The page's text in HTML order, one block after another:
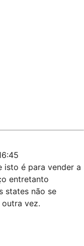
isto é para vender a
entretanto
states não se
vez.